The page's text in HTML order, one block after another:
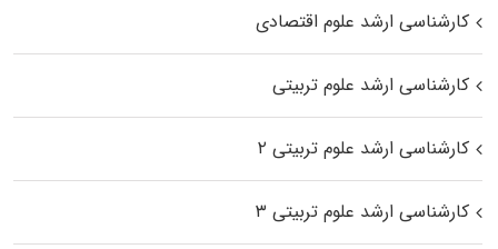
کارشناسی ارشد علوم اقتصادی
کارشناسی ارشد علوم تربیتی
کارشناسی ارشد علوم تربیتی ۲
کارشناسی ارشد علوم تربیتی ۳